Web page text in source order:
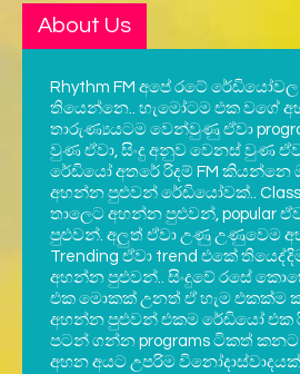
About Us
Rhythm FM අපේ රටේ
තියෙන්නෙ.. හැමෝටම එක වගේ
තාරුණ්‍යයටම වෙන්වුණු ඒවා
වුණ ඒවා, සිංදු අනුව වෙනස් වුණ
රේඩියෝ අතරේ රිදම් FM කියන්නෙ
අහන්න පුළුවන් රේඩියෝවක්..
තාලෙට අහන්න පුළුවන්, popular
පුළුවන්. අලුත් ඒවා උණු උණුවෙම
Trending ඒවා trend එකේ
අහන්න පුළුවන්.. සිංදුවේ රසේ
එක මොකක් උනත් ඒ හැම එකක්ම
අහන්න පුළුවන් එකම රේඩියෝ එක
පටන් ගන්න programs ටිකත්
අහන අයට උපරිම